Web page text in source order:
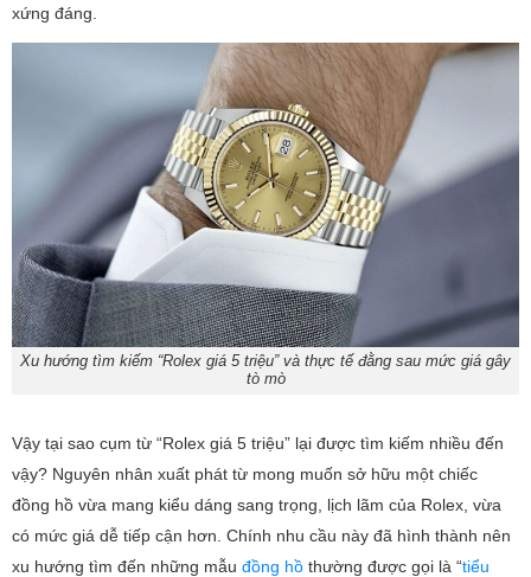
xứng đáng.
Xu hướng tìm kiếm “Rolex giá 5 triệu” và thực tế đằng sau mức giá gây
tò mò
Vậy tại sao cụm từ “Rolex giá 5 triệu” lại được tìm kiếm nhiều đến
vậy? Nguyên nhân xuất phát từ mong muốn sở hữu một chiếc
đồng hồ vừa mang kiểu dáng sang trọng, lịch lãm của Rolex, vừa
có mức giá dễ tiếp cận hơn. Chính nhu cầu này đã hình thành nên
xu hướng tìm đến những mẫu đồng hồ thường được gọi là “tiểu